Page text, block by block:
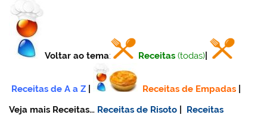
Voltar ao tema: Receitas (todas)
Receitas de A a Z Receitas de Empadas
Veja mais Receitas… Receitas de Risoto
Receitas